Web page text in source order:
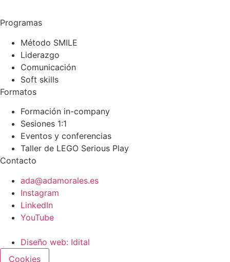
Programas
Método SMILE
Liderazgo
Comunicación
Soft skills
Formatos
Formación in-company
Sesiones 1:1
Eventos y conferencias
Taller de LEGO Serious Play
Contacto
ada@adamorales.es
Instagram
LinkedIn
YouTube
Diseño web: Idital
Cookies